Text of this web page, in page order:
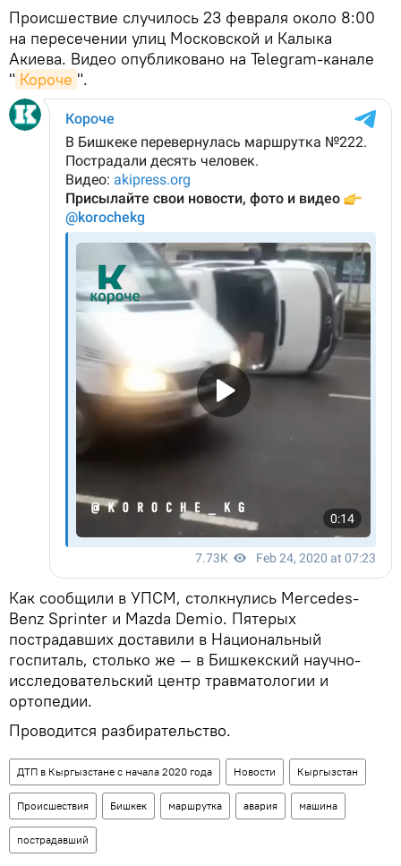
Происшествие случилось 23 февраля около 8:00
на пересечении улиц Московской и Калыка
Акиева. Видео опубликовано на Telegram-канале
" Короче ".
Как сообщили в УПСМ, столкнулись Mercedes-
Benz Sprinter и Mazda Demio. Пятерых
пострадавших доставили в Национальный
госпиталь, столько же — в Бишкекский научно-
исследовательский центр травматологии и
ортопедии.
Проводится разбирательство.
ДТП в Кыргызстане с начала 2020 года Новости Кыргызстан
Происшествия Бишкек маршрутка авария машина
пострадавший